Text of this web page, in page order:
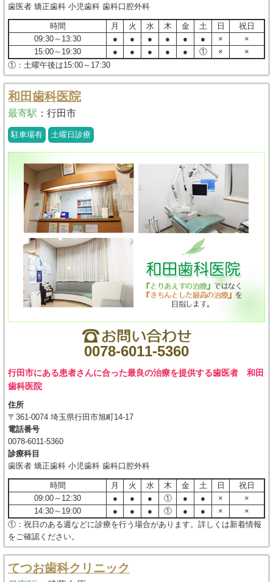
歯医者 矯正歯科 小児歯科 歯科口腔外科
時間 月 火 水 木 金 土 日
祝日
09:30～13:30
● ● ● ● ● ● ×
×
15:00～19:30
● ● ● ● ● ① ×
×
①：土曜午後は15:00～17:30
和田歯科医院
最寄駅 ： 行田市
駐車場有 土曜日診療
0078-6011-5360
行田市にある患者さんに合った最良の治療を提供する歯医者 和田
歯科医院
住所
〒361-0074 埼玉県行田市旭町14-17
電話番号
0078-6011-5360
診療科目
歯医者 矯正歯科 小児歯科 歯科口腔外科
時間 月 火 水 木 金 土 日
祝日
09:00～12:30
● ● ● ① ● ● ×
×
14:30～19:00
● ● ● ① ● ● ×
×
①：祝日のある週などに診療を行う場合があります。詳しくは新着情報
をご確認ください。
てつお歯科クリニック